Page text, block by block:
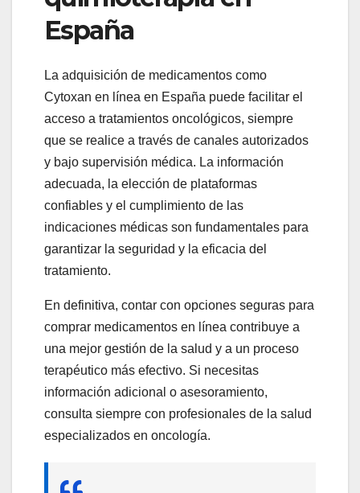
España
La adquisición de medicamentos como
Cytoxan en línea en España puede facilitar el
acceso a tratamientos oncológicos, siempre
que se realice a través de canales autorizados
y bajo supervisión médica. La información
adecuada, la elección de plataformas
confiables y el cumplimiento de las
indicaciones médicas son fundamentales para
garantizar la seguridad y la eficacia del
tratamiento.
En definitiva, contar con opciones seguras para
comprar medicamentos en línea contribuye a
una mejor gestión de la salud y a un proceso
terapéutico más efectivo. Si necesitas
información adicional o asesoramiento,
consulta siempre con profesionales de la salud
especializados en oncología.